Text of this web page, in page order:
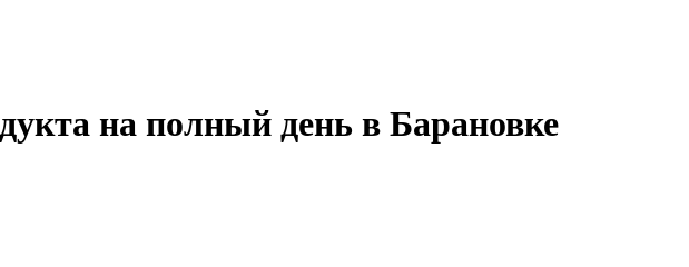
на полный день в Барановке